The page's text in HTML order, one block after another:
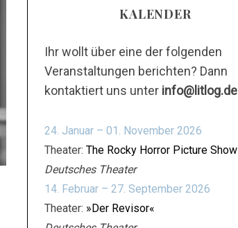
KALENDER
Ihr wollt über eine der folgenden
Veranstaltungen berichten? Dann
kontaktiert uns unter info@litlog.de
24. Januar – 01. November 2026
Theater: The Rocky Horror Picture Show
Deutsches Theater
14. Februar – 27. September 2026
Theater: »Der Revisor«